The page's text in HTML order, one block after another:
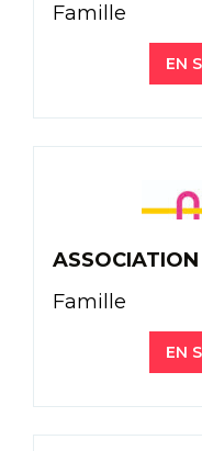
Famille
EN
Famille
EN